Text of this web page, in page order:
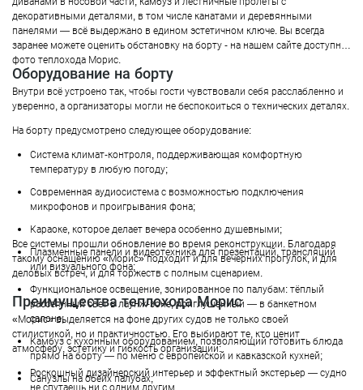
декоративными деталями, в том числе канатами и деревянными
панелями — всё выдержано в едином эстетичном ключе. Вы всегда
заранее можете оценить обстановку на борту - на нашем сайте доступны
фото теплохода Морис.
Оборудование на борту
Внутри всё устроено так, чтобы гости чувствовали себя расслабленно и
уверенно, а организаторы могли не беспокоиться о технических деталях.
На борту предусмотрено следующее оборудование:
Система климат-контроля, поддерживающая комфортную
температуру в любую погоду;
Современная аудиосистема с возможностью подключения
микрофонов и проигрывания фона;
Караоке, которое делает вечера особенно душевными;
Плазменные панели и видеотехника для презентаций, трансляций
или визуального фона;
Функциональное освещение, зонированное по палубам: тёплый
рассеянный свет в лаунж-зоне, приглушённый — в банкетном
салоне;
Камбуз с кухонным оборудованием, позволяющий готовить блюда
прямо на борту — по меню с европейской и кавказской кухней;
Санузлы на обеих палубах;
Все системы прошли обновление во время реконструкции. Благодаря
такому оснащению «Морис» подходит и для вечерних прогулок, и для
деловых встреч, и для торжеств с полным сценарием.
Преимущества теплохода Морис
«Морис» выделяется на фоне других судов не только своей
стилистикой, но и практичностью. Его выбирают те, кто ценит
атмосферу, эстетику и гибкость организации:
Роскошный дизайнерский интерьер и эффектный экстерьер — судно
не спутаешь ни с одним другим